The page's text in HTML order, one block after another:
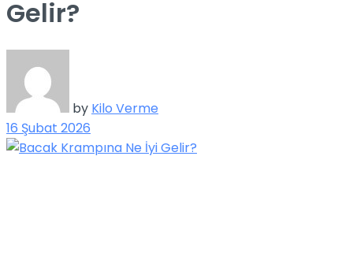
Gelir?
by Kilo Verme
16 Şubat 2026